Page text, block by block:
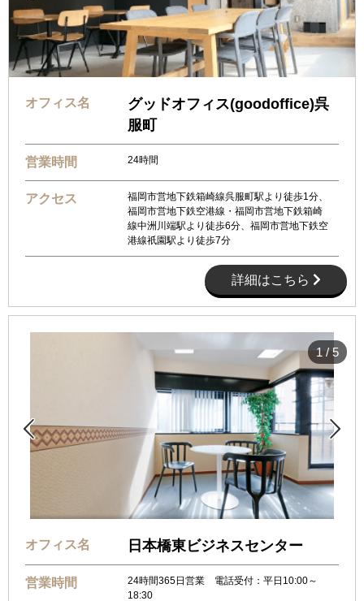
オフィス名
グッドオフィス(goodoffice)呉
服町
営業時間 24時間
アクセス
福岡市営地下鉄箱崎線呉服町駅より徒歩1分、
福岡市営地下鉄空港線・福岡市営地下鉄箱崎
線中洲川端駅より徒歩6分、福岡市営地下鉄空
港線祇園駅より徒歩7分
詳細はこちら
 
1 /5
オフィス名 日本橋東ビジネスセンター
営業時間
24時間365日営業 電話受付：平日10:00～
18:30